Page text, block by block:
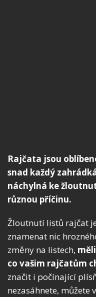
Rajčata jsou
snad každý
náchylná ke
různou příčinu.
Žloutnutí listů rajčat
znamenat nic
změny na listech,
co vašim rajčatům
značit i počínající
nezasáhnete, můžete